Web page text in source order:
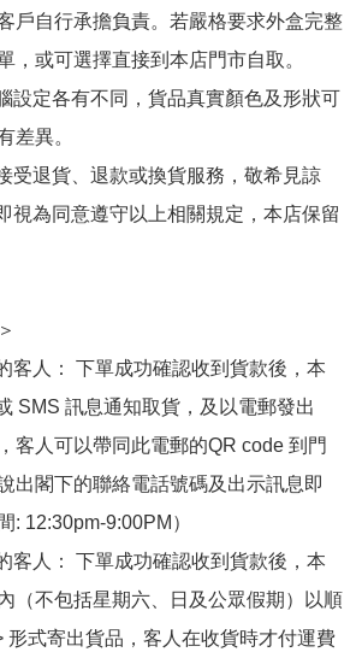
戶自行承擔負責。若嚴格要求外盒完整
，或可選擇直接到本店門市自取。
設定各有不同，貨品真實顏色及形狀可
差異。
受退貨、退款或換貨服務，敬希見諒
視為同意遵守以上相關規定，本店保留
客人： 下單成功確認收到貨款後，本
SMS 訊息通知取貨，及以電郵發出
客人可以帶同此電郵的QR code 到門
出閣下的聯絡電話號碼及出示訊息即
: 12:30pm-9:00PM）
客人： 下單成功確認收到貨款後，本
（不包括星期六、日及公眾假期）以順
形式寄出貨品，客人在收貨時才付運費